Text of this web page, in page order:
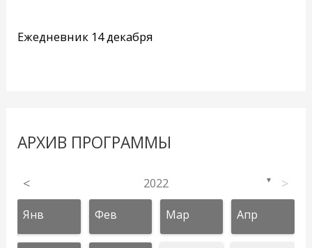
Ежедневник 14 декабря
АРХИВ ПРОГРАММЫ
< 2022 ▼ >
Янв Фев Мар Апр